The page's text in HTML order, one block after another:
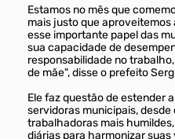
Estamos no mês que
mais justo que
esse importante papel das
sua capacidade de
responsabilidade no
de mãe", disse o prefeito
Ele faz questão de estender
servidoras municipais,
trabalhadoras mais
diárias para harmonizar